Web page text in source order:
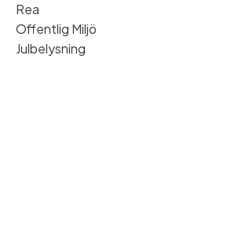
Rea
Offentlig Miljö
Julbelysning